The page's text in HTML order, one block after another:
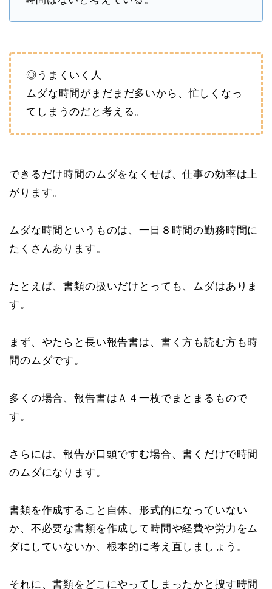
◎うまくいく人
ムダな時間がまだまだ多いから、忙しくなっ
てしまうのだと考える。
できるだけ時間のムダをなくせば、仕事の効率は上
がります。
ムダな時間というものは、一日８時間の勤務時間に
たくさんあります。
たとえば、書類の扱いだけとっても、ムダはありま
す。
まず、やたらと長い報告書は、書く方も読む方も時
間のムダです。
多くの場合、報告書はＡ４一枚でまとまるもので
す。
さらには、報告が口頭ですむ場合、書くだけで時間
のムダになります。
書類を作成すること自体、形式的になっていない
か、不必要な書類を作成して時間や経費や労力をム
ダにしていないか、根本的に考え直しましょう。
それに、書類をどこにやってしまったかと捜す時間